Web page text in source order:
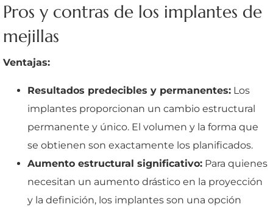
Pros y contras de los implantes de
mejillas
Ventajas:
Resultados predecibles y permanentes: Los
implantes proporcionan un cambio estructural
permanente y único. El volumen y la forma que
se obtienen son exactamente los planificados.
Aumento estructural significativo: Para quienes
necesitan un aumento drástico en la proyección
y la definición, los implantes son una opción